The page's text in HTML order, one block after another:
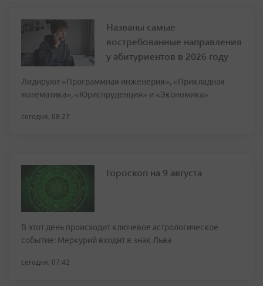
Названы самые
востребованные направления
у абитуриентов в 2026 году
Лидируют «Программная инженерия», «Прикладная
математика», «Юриспруденция» и «Экономика»
сегодня, 08:27
Гороскоп на 9 августа
В этот день происходит ключевое астрологическое
событие: Меркурий входит в знак Льва
сегодня, 07:42